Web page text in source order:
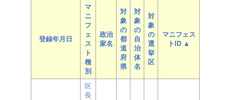
登録年月日
マ
ニ
フ
ェ
ス
ト
種
別
政治
家名
対
象
の
都
道
府
県
対
象
の
自
治
体
名
対
象
の
選
挙
区
マニフェス
トID ▲
区
長